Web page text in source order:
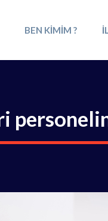
BEN KIMIM ?